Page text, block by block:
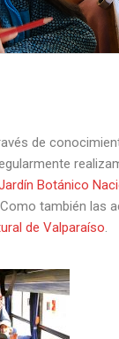
de
Botánico
también las
de Valparaíso.